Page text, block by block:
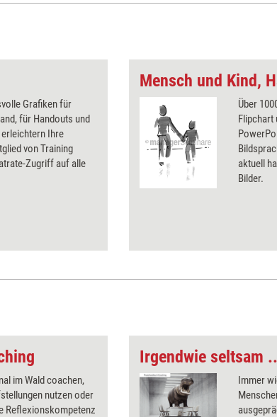
Grafiken für
für Handouts und
Ihre
von Training
Zugriff auf alle
Mensch und Kind,
Über
Flipchart
aktuell
Bilder.
im Wald coachen,
nutzen oder
Reflexionskompetenz
Irgendwie seltsam
Immer